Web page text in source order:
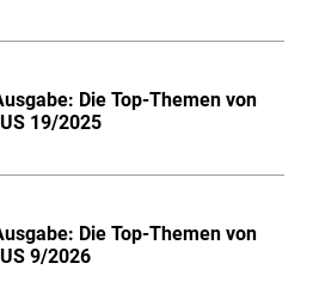
Die Top-Themen von
19/2025
Die Top-Themen von
9/2026